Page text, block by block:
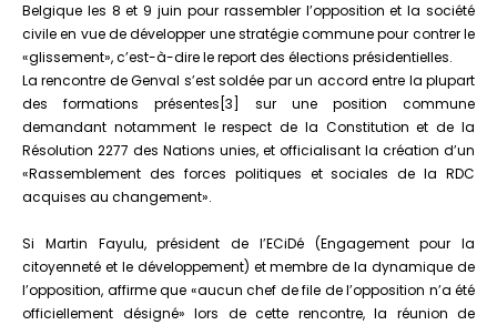
Belgique les 8 et 9 juin pour rassembler l’opposition et la société
civile en vue de développer une stratégie commune pour contrer le
«glissement», c’est-à-dire le report des élections présidentielles.
La rencontre de Genval s’est soldée par un accord entre la plupart
des formations présentes[3] sur une position commune
demandant notamment le respect de la Constitution et de la
Résolution 2277 des Nations unies, et officialisant la création d’un
«Rassemblement des forces politiques et sociales de la RDC
acquises au changement».
Si Martin Fayulu, président de l’ECiDé (Engagement pour la
citoyenneté et le développement) et membre de la dynamique de
l’opposition, affirme que «aucun chef de file de l’opposition n’a été
officiellement désigné» lors de cette rencontre, la réunion de